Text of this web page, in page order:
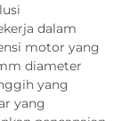
dalam
motor yang
diameter
yang
yang